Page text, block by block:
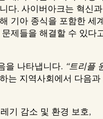
다. 사이버아크는 혁신
기아 종식을 포함한 세
제들을 해결할 수 있다
을 나타냅니다. “트리플
는 지역사회에서 다음과
기 감소 및 환경 보호,